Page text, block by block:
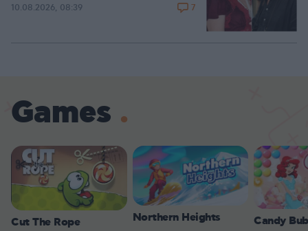
10.08.2026, 08:39 7
Games
Cut The Rope Northern Heights Candy